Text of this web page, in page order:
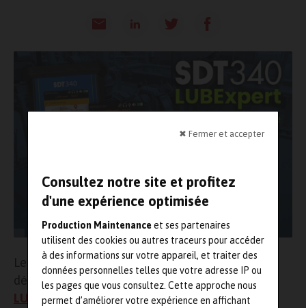
✖ Fermer et accepter
Consultez notre site et profitez
d'une expérience optimisée
Production Maintenanceet ses partenaires
utilisent des cookies ou autres traceurs pour accéder
à des informations sur votre appareil, et traiter des
données personnelles telles que votre adresse IP ou
les pages que vous consultez. Cette approche nous
permet d’améliorer votre expérience en affichant
Le monde de la maintenance franchit une étape
décisive avec le lancement duSDT340
LUBExpertMode. Plus qu’une simple mise à jour,